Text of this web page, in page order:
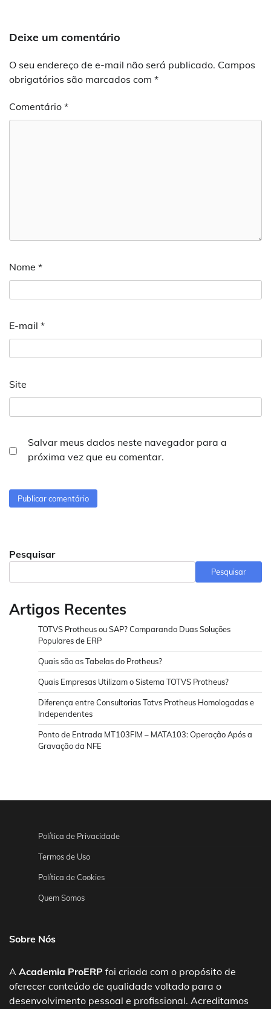
Deixe um comentário
O seu endereço de e-mail não será publicado. Campos
obrigatórios são marcados com *
Comentário *
Nome *
E-mail *
Site
Salvar meus dados neste navegador para a
próxima vez que eu comentar.
Pesquisar
Pesquisar
Artigos Recentes
TOTVS Protheus ou SAP? Comparando Duas Soluções
Populares de ERP
Quais são as Tabelas do Protheus?
Quais Empresas Utilizam o Sistema TOTVS Protheus?
Diferença entre Consultorias Totvs Protheus Homologadas e
Independentes
Ponto de Entrada MT103FIM – MATA103: Operação Após a
Gravação da NFE
Política de Privacidade
Termos de Uso
Política de Cookies
Quem Somos
Sobre Nós
A Academia ProERP foi criada com o propósito de
oferecer conteúdo de qualidade voltado para o
desenvolvimento pessoal e profissional. Acreditamos